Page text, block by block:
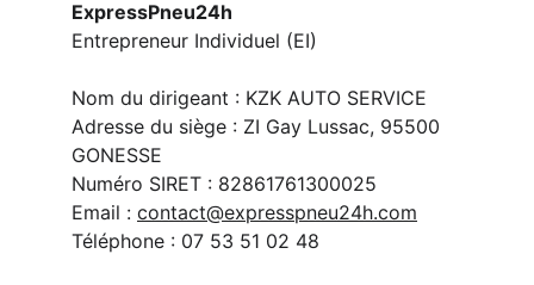
ExpressPneu24h
Entrepreneur Individuel (EI)
Nom du dirigeant : KZK AUTO SERVICE
Adresse du siège : ZI Gay Lussac, 95500
GONESSE
Numéro SIRET : 82861761300025
Email : contact@expresspneu24h.com
Téléphone : 07 53 51 02 48